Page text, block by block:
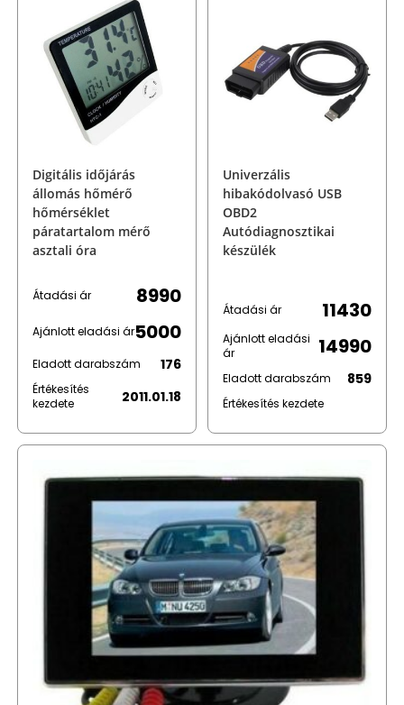
Digitális időjárás
állomás hőmérő
hőmérséklet
páratartalom mérő
asztali óra
Átadási ár 8990
Ajánlott eladási ár5000
Eladott darabszám 176
Értékesítés
kezdete
2011.01.18
Univerzális
hibakódolvasó USB
OBD2
Autódiagnosztikai
készülék
Átadási ár 11430
Ajánlott eladási
ár
14990
Eladott darabszám 859
Értékesítés kezdete